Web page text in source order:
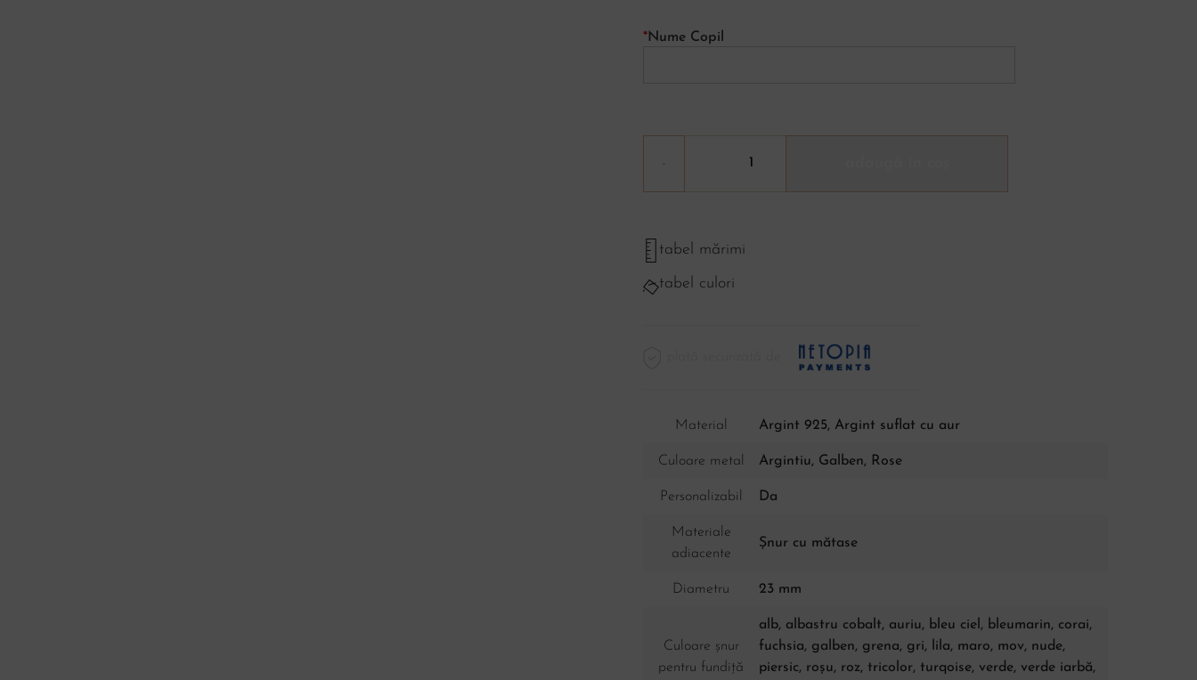
*Nume Copil
tabel mărimi
tabel culori
Material Argint 925, Argint suflat cu aur
Culoare metal Argintiu, Galben, Rose
Personalizabil Da
Materiale
adiacente
Șnur cu mătase
Diametru 23 mm
Culoare șnur
pentru fundiță
alb, albastru cobalt, auriu, bleu ciel, bleumarin, corai,
fuchsia, galben, grena, gri, lila, maro, mov, nude,
piersic, roșu, roz, tricolor, turqoise, verde, verde iarbă,